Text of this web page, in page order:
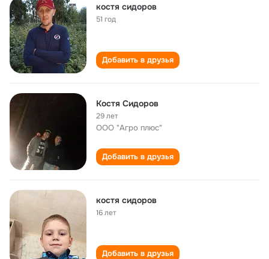
костя сидоров
51 год
Добавить в друзья
Костя Сидоров
29 лет
ООО "Агро плюс"
Добавить в друзья
костя сидоров
16 лет
Добавить в друзья